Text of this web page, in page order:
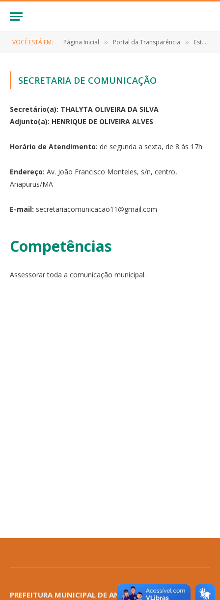
VOCÊ ESTÁ EM: Página Inicial » Portal da Transparência » Estrutura Organizacional
SECRETARIA DE COMUNICAÇÃO
Secretário(a): THALYTA OLIVEIRA DA SILVA
Adjunto(a): HENRIQUE DE OLIVEIRA ALVES
Horário de Atendimento: de segunda a sexta, de 8 às 17h
Endereço: Av. João Francisco Monteles, s/n, centro,
Anapurus/MA
E-mail: secretariacomunicacao11@gmail.com
Competências
Assessorar toda a comunicação municipal.
PREFEITURA MUNICIPAL DE ANAPURUS